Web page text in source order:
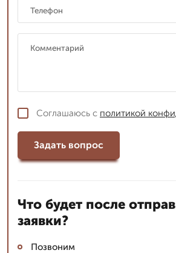
Соглашаюсь с политикой
Задать вопрос
Что будет после
заявки?
Позвоним